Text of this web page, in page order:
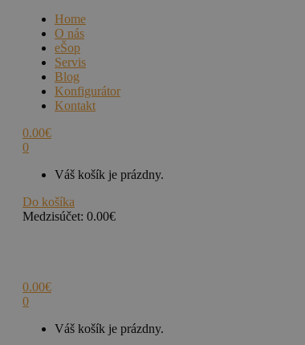
Home
O nás
eŠop
Servis
Blog
Konfigurátor
Kontakt
0.00€
0
Váš košík je prázdny.
Do košíka
Medzisúčet: 0.00€
0.00€
0
Váš košík je prázdny.